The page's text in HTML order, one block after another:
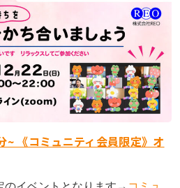
~ 《コミュニティ会員限定》オ